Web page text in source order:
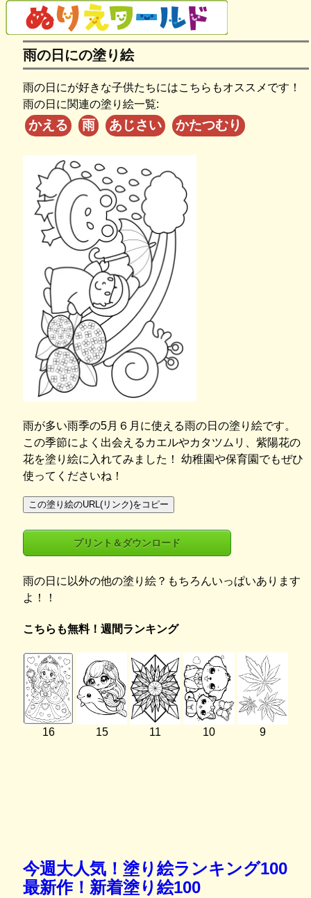
雨の日にの塗り絵
雨の日にが好きな子供たちにはこちらもオススメです！
雨の日に関連の塗り絵一覧:
かえる 雨 あじさい かたつむり
雨が多い雨季の5月６月に使える雨の日の塗り絵です。
この季節によく出会えるカエルやカタツムリ、紫陽花の
花を塗り絵に入れてみました！ 幼稚園や保育園でもぜひ
使ってくださいね！
この塗り絵のURL(リンク)をコピー
プリント＆ダウンロード
雨の日に以外の他の塗り絵？もちろんいっぱいあります
よ！！
こちらも無料！週間ランキング
16 15 11 10 9
今週大人気！塗り絵ランキング100
最新作！新着塗り絵100